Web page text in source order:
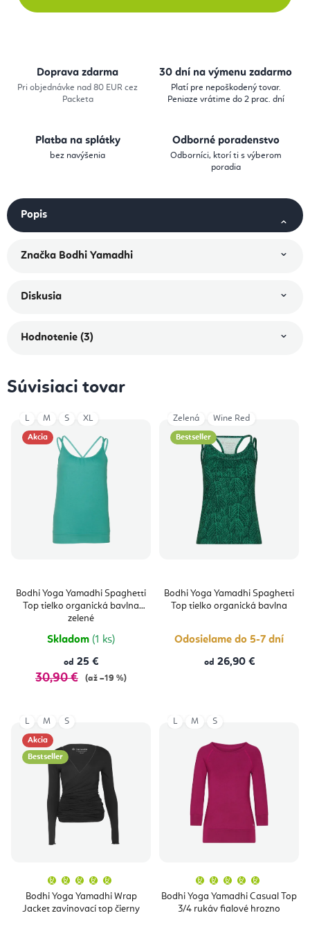
Doprava zdarma
Pri objednávke nad 80 EUR cez
Packeta
30 dní na výmenu zadarmo
Platí pre nepoškodený tovar.
Peniaze vrátime do 2 prac. dní
Platba na splátky
bez navýšenia
Odborné poradenstvo
Odborníci, ktorí ti s výberom
poradia
Popis
Značka Bodhi Yamadhi
Diskusia
Hodnotenie (3)
Súvisiaci tovar
Akcia
Bodhi Yoga Yamadhi Spaghetti
Top tielko organická bavlna
zelené
Skladom (1 ks)
od 25 €
30,90 € (až –19 %)
L M S XL
Bestseller
Bodhi Yoga Yamadhi Spaghetti
Top tielko organická bavlna
Odosielame do 5-7 dní
od 26,90 €
Zelená Wine Red
Akcia
Bestseller
Bodhi Yoga Yamadhi Wrap
Jacket zavinovací top čierny
produktu
je
5,0
L M S
Bodhi Yoga Yamadhi Casual Top
3/4 rukáv fialové hrozno
produktu
je
5,0
L M S